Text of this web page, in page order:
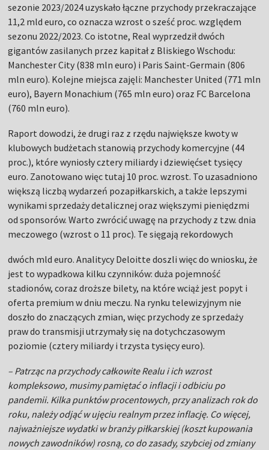
sezonie 2023/2024 uzyskało łączne przychody przekraczające
11,2 mld euro, co oznacza wzrost o sześć proc. względem
sezonu 2022/2023. Co istotne, Real wyprzedził dwóch
gigantów zasilanych przez kapitał z Bliskiego Wschodu:
Manchester City (838 mln euro) i Paris Saint-Germain (806
mln euro). Kolejne miejsca zajęli: Manchester United (771 mln
euro), Bayern Monachium (765 mln euro) oraz FC Barcelona
(760 mln euro).
Raport dowodzi, że drugi raz z rzędu największe kwoty w
klubowych budżetach stanowią przychody komercyjne (44
proc.), które wyniosły cztery miliardy i dziewięćset tysięcy
euro. Zanotowano więc tutaj 10 proc. wzrost. To uzasadniono
większą liczbą wydarzeń pozapiłkarskich, a także lepszymi
wynikami sprzedaży detalicznej oraz większymi pieniędzmi
od sponsorów. Warto zwrócić uwagę na przychody z tzw. dnia
meczowego (wzrost o 11 proc). Te sięgają rekordowych
dwóch mld euro. Analitycy Deloitte doszli więc do wniosku, że
jest to wypadkowa kilku czynników: duża pojemność
stadionów, coraz droższe bilety, na które wciąż jest popyt i
oferta premium w dniu meczu. Na rynku telewizyjnym nie
doszło do znaczących zmian, więc przychody ze sprzedaży
praw do transmisji utrzymały się na dotychczasowym
poziomie (cztery miliardy i trzysta tysięcy euro).
– Patrząc na przychody całkowite Realu i ich wzrost
kompleksowo, musimy pamiętać o inflacji i odbiciu po
pandemii. Kilka punktów procentowych, przy analizach rok do
roku, należy odjąć w ujęciu realnym przez inflację. Co więcej,
najważniejsze wydatki w branży piłkarskiej (koszt kupowania
nowych zawodników) rosną, co do zasady, szybciej od zmiany